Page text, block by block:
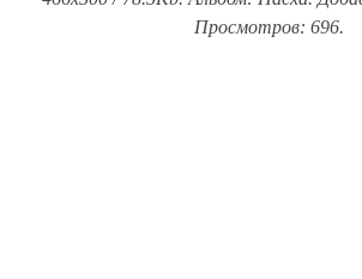
Просмотров: 696.